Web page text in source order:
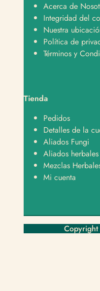
Acerca de
Integridad del
Nuestra
Política de
Términos y
Tienda
Pedidos
Detalles de la
Aliados Fungi
Aliados herbales
Mezclas
Mi cuenta
¿En qué te podemos
Hola, quiero hacer un
Hola, tengo una
Hola, tengo una
Enviar